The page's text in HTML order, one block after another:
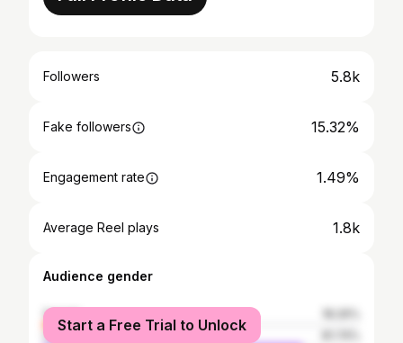
Followers 5.8k
Fake followers 15.32%
Engagement rate 1.49%
Average Reel plays 1.8k
Audience gender
female
male
Start a Free Trial to Unlock